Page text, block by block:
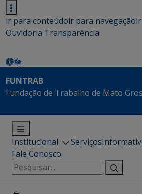
ir para conteúdoir para navegação
Ouvidoria Transparência
FUNTRAB
Fundação de Trabalho de Mato
Institucional Serviços
Fale Conosco
Pesquisar
por: